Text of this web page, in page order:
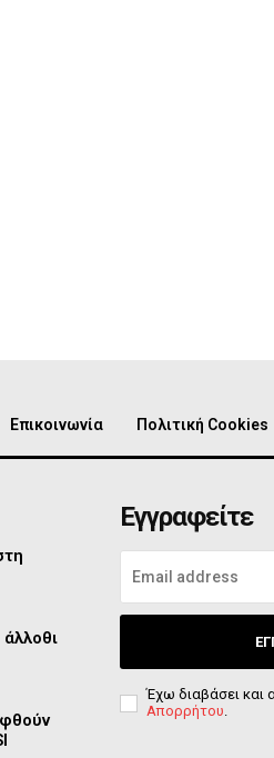
Επικοινωνία Πολιτική Cookies
Εγγραφείτε
Έχω διαβάσει και
Απορρήτου.